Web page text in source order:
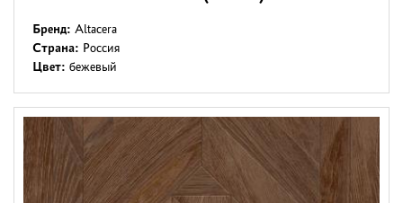
Бренд: Altacera
Страна: Россия
Цвет: бежевый